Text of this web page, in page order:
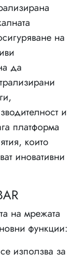
на
да
и
платформа
които
иновативни
на мрежата
функции:
използва за